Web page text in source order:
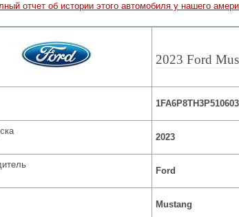
отчет об истории этого автомобиля у нашего
2023 Ford
2023
Ford
Mustang